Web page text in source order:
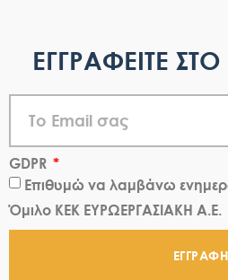
ΕΓΓΡΑΦΕΙΤΕ ΣΤΟ
GDPR
Επιθυμώ να λαμβάνω
Όμιλο ΚΕΚ ΕΥΡΩΕΡΓΑΣΙΑΚΗ Α.Ε.
ΕΓΓΡΑΦΗ